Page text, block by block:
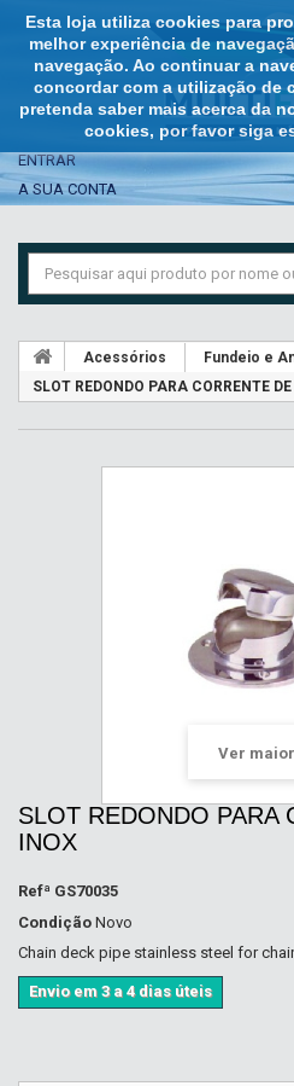
Esta loja utiliza cookies para
melhor experiência de
navegação. Ao continuar a
concordar com a utilização de
pretenda saber mais acerca da
cookies, por favor siga
ENTRAR
A SUA CONTA
Acessórios Fundeio e
SLOT REDONDO PARA CORRENTE
Ver maior
SLOT REDONDO PARA
INOX
Refª GS70035
Condição Novo
Chain deck pipe stainless steel for
Envio em 3 a 4 dias úteis